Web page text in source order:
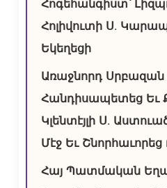
Հոգեհանգիստ՝
Հոլիվուտի Ս.
Եկեղեցի
Առաջնորդ Սրբազան
Հանդիսապետեց Եւ
Կլենտէյլի Ս.
Մէջ Եւ Շնորհաւորեց
Հայ Պատմական